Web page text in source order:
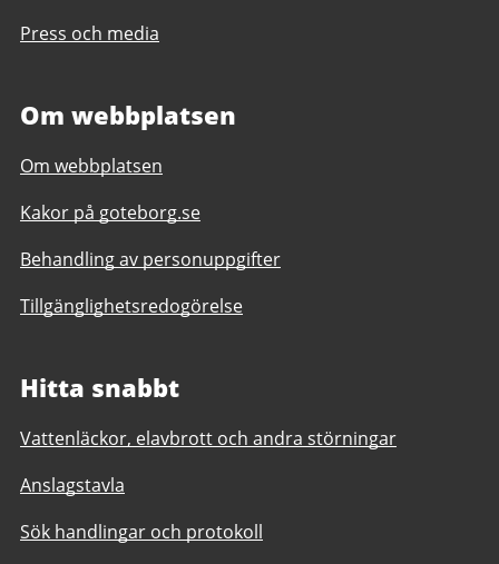
Press och media
Om webbplatsen
Om webbplatsen
Kakor på goteborg.se
Behandling av personuppgifter
Tillgänglighetsredogörelse
Hitta snabbt
Vattenläckor, elavbrott och andra störningar
Anslagstavla
Sök handlingar och protokoll